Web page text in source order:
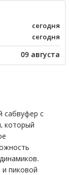
сегодня
сегодня
09 августа
сабвуфер с
который
пиковой